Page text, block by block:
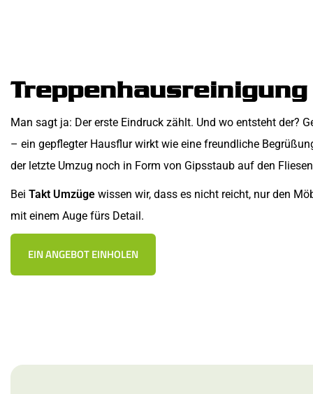
Man sagt ja: Der erste Eindruck zählt. Und wo entsteht der?
– ein gepflegter Hausflur wirkt wie eine freundliche
der letzte Umzug noch in Form von Gipsstaub auf den
Bei Takt Umzüge wissen wir, dass es nicht reicht, nur den
mit einem Auge fürs Detail.
EIN ANGEBOT EINHOLEN